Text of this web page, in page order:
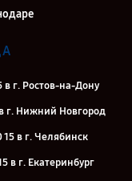
в г. Ростов-на-Дону
г. Нижний Новгород
15 в г. Челябинск
в г. Екатеринбург